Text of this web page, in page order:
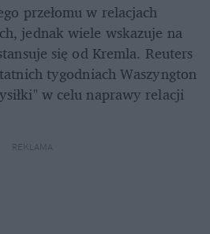
przełomu w relacjach
jednak wiele wskazuje na
się od Kremla. Reuters
tygodniach Waszyngton
w celu naprawy relacji
REKLAMA